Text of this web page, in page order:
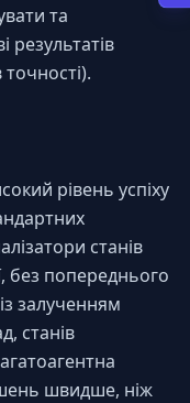
та
результатів
рівень успіху
станів
без попереднього
залученням
станів
швидше, ніж